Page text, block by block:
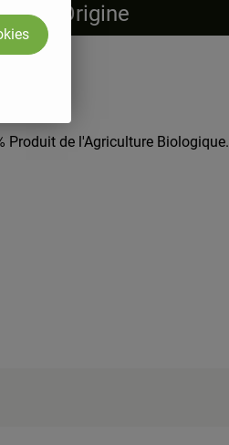
Origine
Produit de l'Agriculture Biologique.